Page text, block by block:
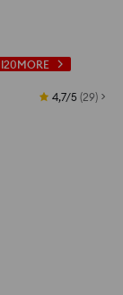
4,7/5 (29)